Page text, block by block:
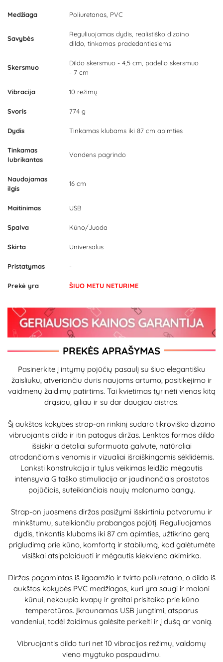
Medžiaga Poliuretanas, PVC
Savybės
Reguliuojamas dydis, realistiško dizaino
dildo, tinkamas pradedantiesiems
Skersmuo
Dildo skersmuo - 4,5 cm, padelio skersmuo
- 7 cm
Vibracija 10 režimų
Svoris 774 g
Dydis Tinkamas klubams iki 87 cm apimties
Tinkamas
lubrikantas
Vandens pagrindo
Naudojamas
ilgis
16 cm
Maitinimas USB
Spalva Kūno/Juoda
Skirta Universalus
Pristatymas -
Prekė yra ŠIUO METU NETURIME
PREKĖS APRAŠYMAS
Pasinerkite į intymų pojūčių pasaulį su šiuo elegantišku
žaisliuku, atveriančiu duris naujoms artumo, pasitikėjimo ir
vaidmenų žaidimų patirtims. Tai kvietimas tyrinėti vienas kitą
drąsiau, giliau ir su dar daugiau aistros.
Šį aukštos kokybės strap-on rinkinį sudaro tikroviško dizaino
vibruojantis dildo ir itin patogus diržas. Lenktos formos dildo
išsiskiria detaliai suformuota galvute, natūraliai
atrodančiomis venomis ir vizualiai išraiškingomis sėklidėmis.
Lanksti konstrukcija ir tylus veikimas leidžia mėgautis
intensyvia G taško stimuliacija ar jaudinančiais prostatos
pojūčiais, suteikiančiais naujų malonumo bangų.
Strap-on juosmens diržas pasižymi išskirtiniu patvarumu ir
minkštumu, suteikiančiu prabangos pojūtį. Reguliuojamas
dydis, tinkantis klubams iki 87 cm apimties, užtikrina gerą
prigludimą prie kūno, komfortą ir stabilumą, kad galėtumėte
visiškai atsipalaiduoti ir mėgautis kiekviena akimirka.
Diržas pagamintas iš ilgaamžio ir tvirto poliuretano, o dildo iš
aukštos kokybės PVC medžiagos, kuri yra saugi ir maloni
kūnui, nekaupia kvapų ir greitai prisitaiko prie kūno
temperatūros. Įkraunamas USB jungtimi, atsparus
vandeniui, todėl žaidimus galėsite perkelti ir į dušą ar vonią.
Vibruojantis dildo turi net 10 vibracijos režimų, valdomų
vieno mygtuko paspaudimu.